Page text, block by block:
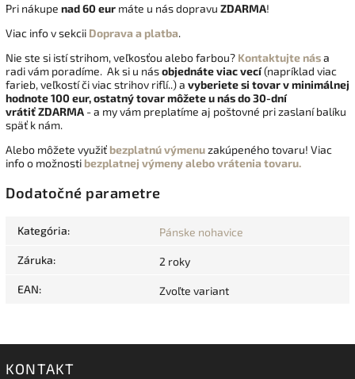
Pri nákupe nad 60 eur máte u nás dopravu ZDARMA!
Viac info v sekcii Doprava a platba.
Nie ste si istí strihom, veľkosťou alebo farbou? Kontaktujte nása
radi vám poradíme. Ak si u násobjednáte viac vecí(napríklad viac
farieb, veľkostí či viac strihov riflí..) a vyberiete si tovar v minimálnej
hodnote 100 eur, ostatný tovar môžete u nás do 30-dní
vrátiťZDARMA - a my vám preplatíme aj poštovné pri zaslaní balíku
späť k nám.
Alebo môžete využiť bezplatnú výmenuzakúpeného tovaru! Viac
info o možnosti bezplatnej výmeny alebo vrátenia tovaru.
Dodatočné parametre
Kategória: Pánske nohavice
Záruka: 2 roky
EAN: Zvoľte variant
KONTAKT